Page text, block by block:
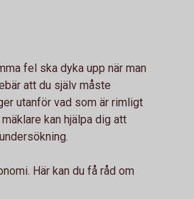
fel ska dyka upp när man
att du själv måste
utanför vad som är rimligt
kan hjälpa dig att
Här kan du få råd om